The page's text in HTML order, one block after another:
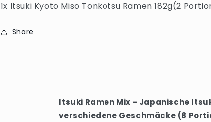
1x Itsuki Kyoto Miso Tonkotsu Ramen 182g(2
Share
Itsuki Ramen Mix - Japanische
verschiedene Geschmäcke (8